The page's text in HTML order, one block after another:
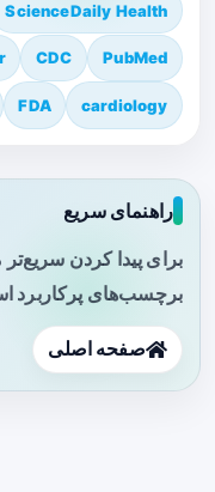
ScienceDaily Health
PubMed
CDC
cardiology
FDA
راهنمای سریع
برای پیدا کردن
برچسب‌های پرکاربرد
صفحه اصلی